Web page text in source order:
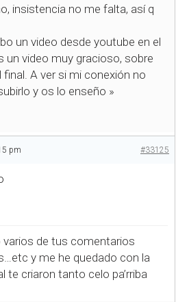
insistencia no me falta, así q
un video desde youtube en el
un video muy gracioso, sobre
A ver si mi conexión no
y os lo enseño »
pm #33125
varios de tus comentarios
y me he quedado con la
te criaron tanto celo pa’rriba